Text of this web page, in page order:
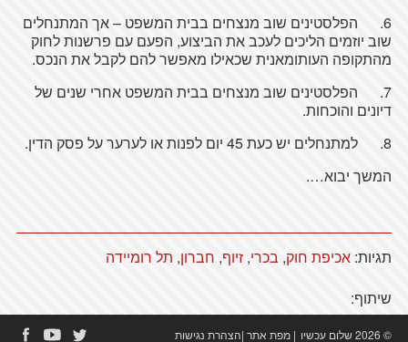
6. הפלסטינים שוב מנצחים בבית המשפט – אך המתנחלים
שוב יוזמים הליכים לעכב את הביצוע, הפעם עם פרשנות לחוק
מהתקופה העותומאנית שכאילו מאפשר להם לקבל את הנכס.
7. הפלסטינים שוב מנצחים בבית המשפט אחרי שנים של
דיונים והוכחות.
8. למתנחלים יש כעת 45 יום לפנות או לערער על פסק הדין.
המשך יבוא….
תגיות: אכיפת חוק, בכרי, זיוף, חברון, תל רומיידה
שיתוף:
© 2026 שלום עכשיו | מפת אתר|הצהרת נגישות